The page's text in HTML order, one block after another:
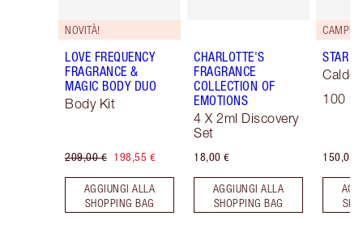
NOVITÀ!
LOVE FREQUENCY
FRAGRANCE &
MAGIC BODY DUO
Body Kit
209,00 € 198,55 €
AGGIUNGI ALLA
SHOPPING BAG
CHARLOTTE'S
FRAGRANCE
COLLECTION OF
EMOTIONS
4 X 2ml Discovery
Set
18,00 €
AGGIUNGI ALLA
SHOPPING BAG
STAR
Caldo
100
150,00